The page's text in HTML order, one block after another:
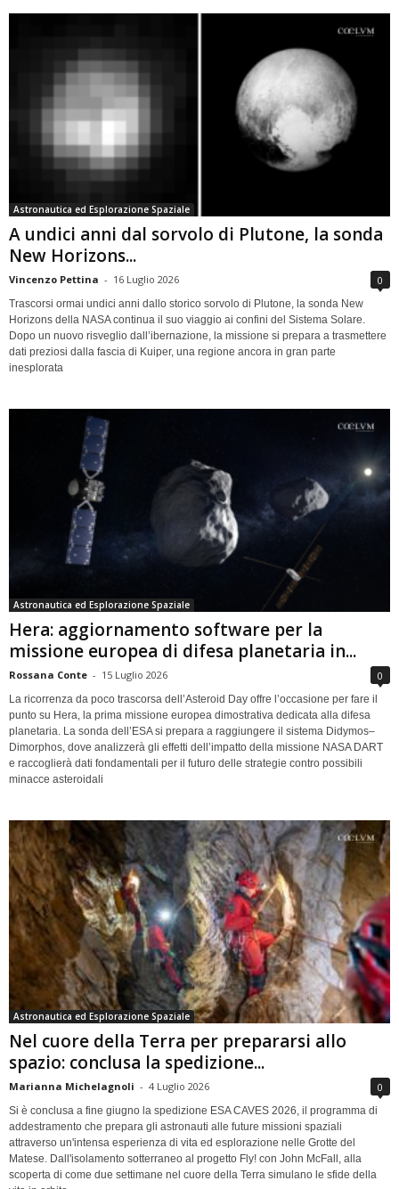
Astronautica ed Esplorazione Spaziale
A undici anni dal sorvolo di Plutone, la sonda
New Horizons...
Vincenzo Pettina - 16 Luglio 2026 0
Trascorsi ormai undici anni dallo storico sorvolo di Plutone, la sonda New
Horizons della NASA continua il suo viaggio ai confini del Sistema Solare.
Dopo un nuovo risveglio dall’ibernazione, la missione si prepara a trasmettere
dati preziosi dalla fascia di Kuiper, una regione ancora in gran parte
inesplorata
Astronautica ed Esplorazione Spaziale
Hera: aggiornamento software per la
missione europea di difesa planetaria in...
Rossana Conte - 15 Luglio 2026 0
La ricorrenza da poco trascorsa dell’Asteroid Day offre l’occasione per fare il
punto su Hera, la prima missione europea dimostrativa dedicata alla difesa
planetaria. La sonda dell’ESA si prepara a raggiungere il sistema Didymos–
Dimorphos, dove analizzerà gli effetti dell’impatto della missione NASA DART
e raccoglierà dati fondamentali per il futuro delle strategie contro possibili
minacce asteroidali
Astronautica ed Esplorazione Spaziale
Nel cuore della Terra per prepararsi allo
spazio: conclusa la spedizione...
Marianna Michelagnoli - 4 Luglio 2026 0
Si è conclusa a fine giugno la spedizione ESA CAVES 2026, il programma di
addestramento che prepara gli astronauti alle future missioni spaziali
attraverso un'intensa esperienza di vita ed esplorazione nelle Grotte del
Matese. Dall'isolamento sotterraneo al progetto Fly! con John McFall, alla
scoperta di come due settimane nel cuore della Terra simulano le sfide della